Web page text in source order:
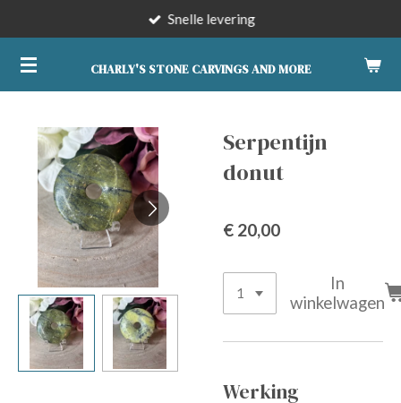
naar
de
CHARLY'S STONE CARVINGS AND MORE
Snelle levering
Serpentijn
donut
€ 20,00
In
winkelwagen
Werking